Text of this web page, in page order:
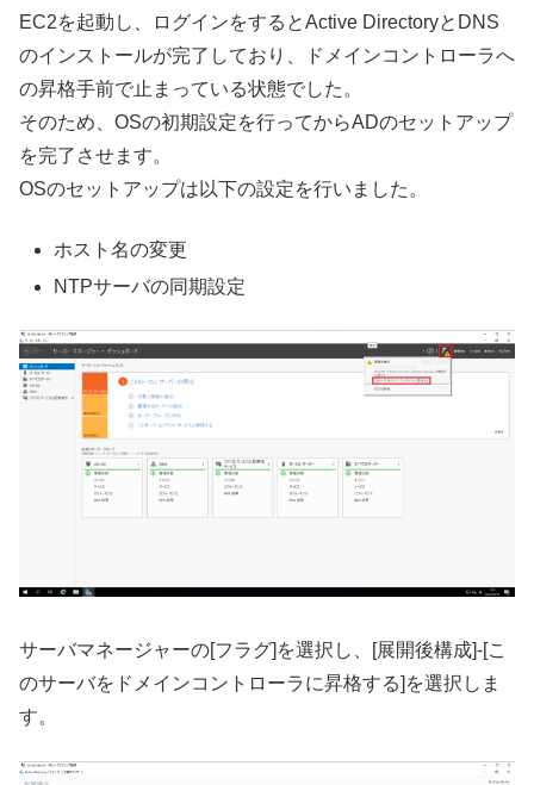
EC2を起動し、ログインをするとActive DirectoryとDNS
のインストールが完了しており、ドメインコントローラへ
の昇格手前で止まっている状態でした。
そのため、OSの初期設定を行ってからADのセットアップ
を完了させます。
OSのセットアップは以下の設定を行いました。
ホスト名の変更
NTPサーバの同期設定
サーバマネージャーの[フラグ]を選択し、[展開後構成]-[こ
のサーバをドメインコントローラに昇格する]を選択しま
す。